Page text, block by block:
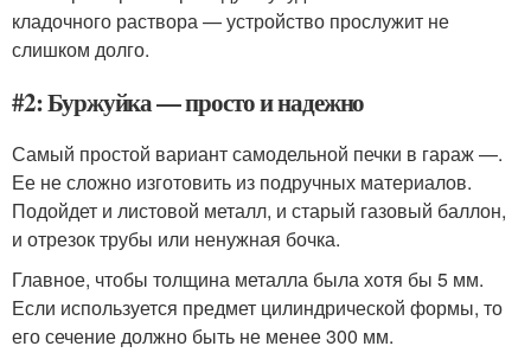
кладочного раствора — устройство прослужит не
слишком долго.
#2: Буржуйка — просто и надежно
Самый простой вариант самодельной печки в гараж —.
Ее не сложно изготовить из подручных материалов.
Подойдет и листовой металл, и старый газовый баллон,
и отрезок трубы или ненужная бочка.
Главное, чтобы толщина металла была хотя бы 5 мм.
Если используется предмет цилиндрической формы, то
его сечение должно быть не менее 300 мм.